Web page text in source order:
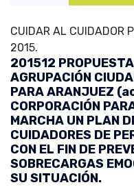
CUIDAR AL CUIDADOR
2015.
201512
AGRUPACIÓN
PARA ARANJUEZ
CORPORACIÓN
MARCHA UN PLAN
CUIDADORES DE
CON EL FIN DE
SOBRECARGAS
SU SITUACIÓN.